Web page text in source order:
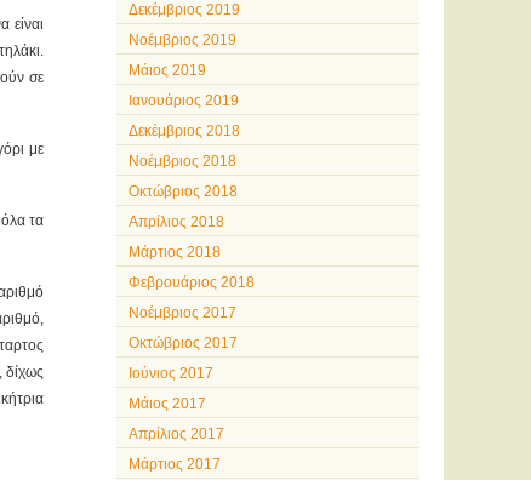
είναι
σε
με
τα
δίχως
Δεκέμβριος 2019
Νοέμβριος 2019
Μάιος 2019
Ιανουάριος 2019
Δεκέμβριος 2018
Νοέμβριος 2018
Οκτώβριος 2018
Απρίλιος 2018
Μάρτιος 2018
Φεβρουάριος 2018
Νοέμβριος 2017
Οκτώβριος 2017
Ιούνιος 2017
Μάιος 2017
Απρίλιος 2017
Μάρτιος 2017